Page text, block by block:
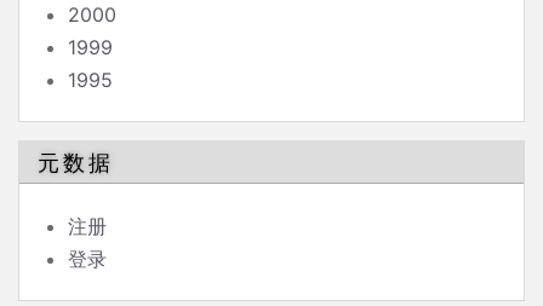
2000
1999
1995
元数据
注册
登录